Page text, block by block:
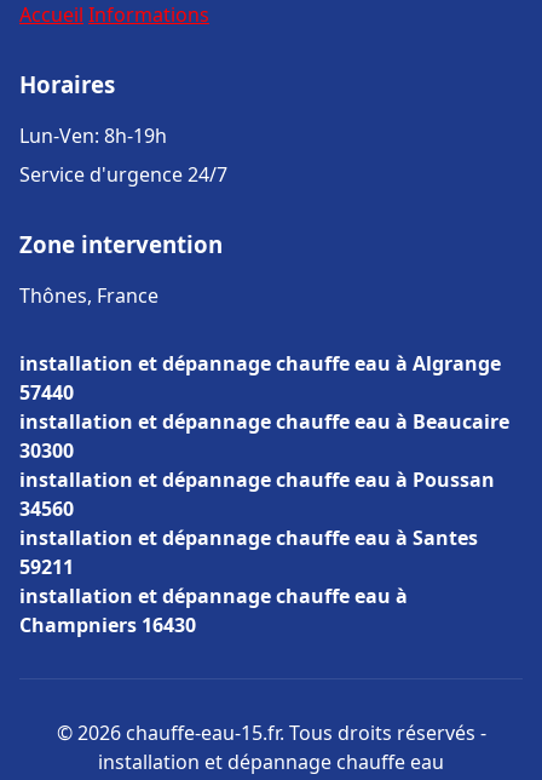
Accueil Informations
Horaires
Lun-Ven: 8h-19h
Service d'urgence 24/7
Zone intervention
Thônes, France
installation et dépannage chauffe eau à Algrange
57440
installation et dépannage chauffe eau à Beaucaire
30300
installation et dépannage chauffe eau à Poussan
34560
installation et dépannage chauffe eau à Santes
59211
installation et dépannage chauffe eau à
Champniers 16430
© 2026 chauffe-eau-15.fr. Tous droits réservés -
installation et dépannage chauffe eau